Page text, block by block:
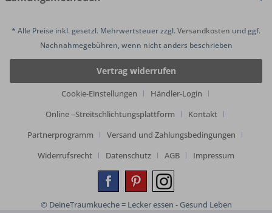
* Alle Preise inkl. gesetzl. Mehrwertsteuer zzgl.Versandkosten und ggf.
Nachnahmegebühren, wenn nicht anders beschrieben
Vertrag widerrufen
Cookie-Einstellungen
Händler-Login
Online –Streitschlichtungsplattform
Kontakt
Partnerprogramm
Versand und Zahlungsbedingungen
Widerrufsrecht
Datenschutz AGB Impressum
© DeineTraumkueche = Lecker essen - Gesund Leben